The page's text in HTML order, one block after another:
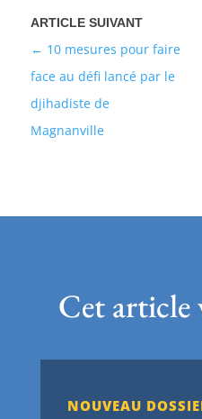
10 mesures pour faire
face au défi lancé par le
djihadiste de
Magnanville
Cet article
NOUVEAU